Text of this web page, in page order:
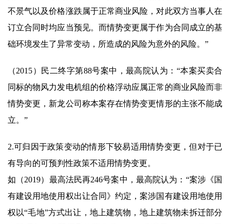
不景气以及价格涨跌属于正常商业风险，对此双方当事人在
订立合同时均应当预见。而情势变更属于作为合同成立的基
础环境发生了异常变动，所造成的风险为意外的风险。”
（2015）民二终字第88号案中，最高院认为：“本案买卖合
同标的物风力发电机组的价格浮动应属正常的商业风险而非
情势变更，新龙公司称本案存在情势变更情形的主张不能成
立。”
2.可归因于政策变动的情形下较易适用情势变更，但对于已
有导向的可预判性政策不适用情势变更。
如（2019）最高法民再246号案中，最高院认为：“案涉《国
有建设用地使用权出让合同》约定，案涉国有建设用地使用
权以“毛地”方式出让，地上建筑物，地上建筑物未拆迁部分